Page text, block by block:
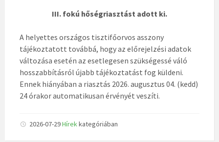
III. fokú hőségriasztást adott ki.
A helyettes országos tisztifőorvos asszony
tájékoztatott továbbá, hogy az előrejelzési adatok
változása esetén az esetlegesen szükségessé váló
hosszabbításról újabb tájékoztatást fog küldeni.
Ennek hiányában a riasztás 2026. augusztus 04. (kedd)
24 órakor automatikusan érvényét veszíti.
2026-07-29Hírekkategóriában